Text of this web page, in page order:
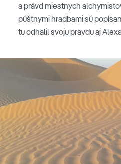
a právd miestnych
púštnymi hradbami sú
tu odhalil svoju pravdu aj